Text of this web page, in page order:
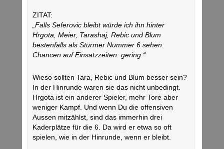
ZITAT:
„Falls Seferovic bleibt würde ich ihn hinter
Hrgota, Meier, Tarashaj, Rebic und Blum
bestenfalls als Stürmer Nummer 6 sehen.
Chancen auf Einsatzzeiten: gering.“
Wieso sollten Tara, Rebic und Blum besser sein?
In der Hinrunde waren sie das nicht unbedingt.
Hrgota ist ein anderer Spieler, mehr Tore aber
weniger Kampf. Und wenn Du die offensiven
Aussen mitzählst, sind das immerhin drei
Kaderplätze für die 6. Da wird er etwa so oft
spielen, wie in der Hinrunde, wenn er bleibt.